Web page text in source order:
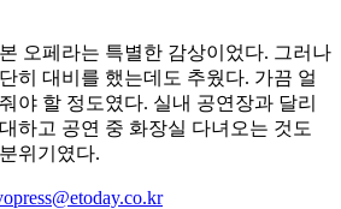
오페라는 특별한 감상이었다. 그러나
히 대비를 했는데도 추웠다. 가끔 얼
야 할 정도였다. 실내 공연장과 달리
하고 공연 중 화장실 다녀오는 것도
위기였다.